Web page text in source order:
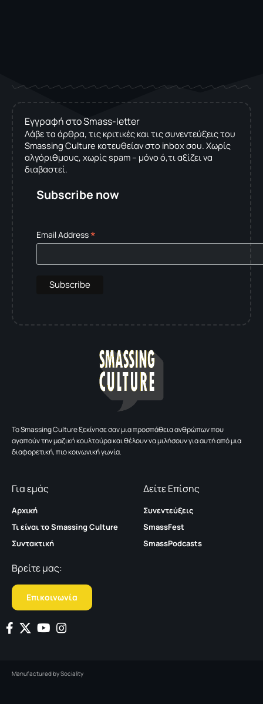
Εγγραφή στο Smass-letter
Λάβε τα άρθρα, τις κριτικές και τις συνεντεύξεις του
Smassing Culture κατευθείαν στο inbox σου. Χωρίς
αλγόριθμους, χωρίς spam – μόνο ό,τι αξίζει να
διαβαστεί.
Subscribe now
Email Address*
To Smassing Culture ξεκίνησε σαν μια προσπάθεια ανθρώπων που
αγαπούν την μαζική κουλτούρα και θέλουν να μιλήσουν για αυτή από μια
διαφορετική, πιο κοινωνική γωνία.
Για εμάς
Αρχική
Τι είναι το Smassing Culture
Συντακτική
Δείτε Επίσης
Συνεντεύξεις
SmassFest
SmassPodcasts
Βρείτε μας:
Επικοινωνία
Manufactured bySociality